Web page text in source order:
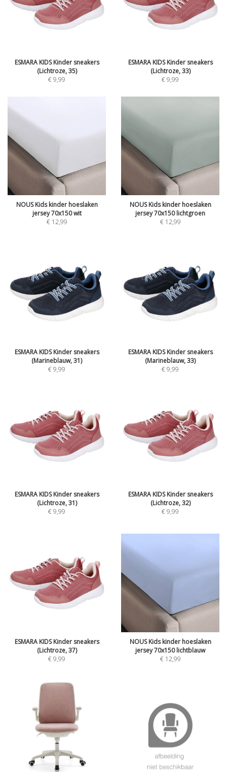
ESMARA KIDS Kinder sneakers
(Lichtroze, 35)
€9,99
ESMARA KIDS Kinder sneakers
(Lichtroze, 33)
€9,99
NOUS Kids kinder hoeslaken
jersey 70x150 wit
€ 12,99
NOUS Kids kinder hoeslaken
jersey 70x150 lichtgroen
€ 12,99
ESMARA KIDS Kinder sneakers
(Marineblauw, 31)
€9,99
ESMARA KIDS Kinder sneakers
(Marineblauw, 33)
€9,99
ESMARA KIDS Kinder sneakers
(Lichtroze, 31)
€9,99
ESMARA KIDS Kinder sneakers
(Lichtroze, 32)
€9,99
ESMARA KIDS Kinder sneakers
(Lichtroze, 37)
€9,99
NOUS Kids kinder hoeslaken
jersey 70x150 lichtblauw
€ 12,99